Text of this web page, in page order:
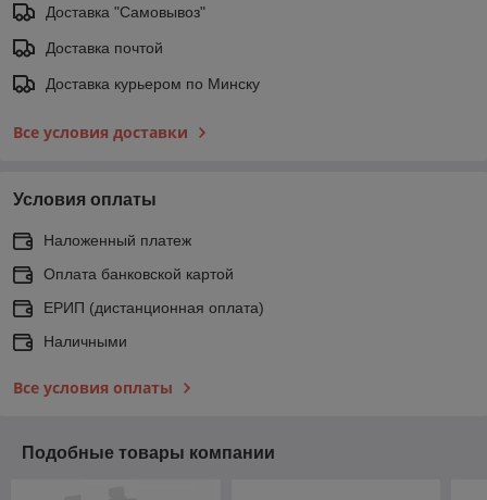
Доставка "Самовывоз"
Доставка почтой
Доставка курьером по Минску
Все условия доставки
Условия оплаты
Наложенный платеж
Оплата банковской картой
ЕРИП (дистанционная оплата)
Наличными
Все условия оплаты
Подобные товары компании